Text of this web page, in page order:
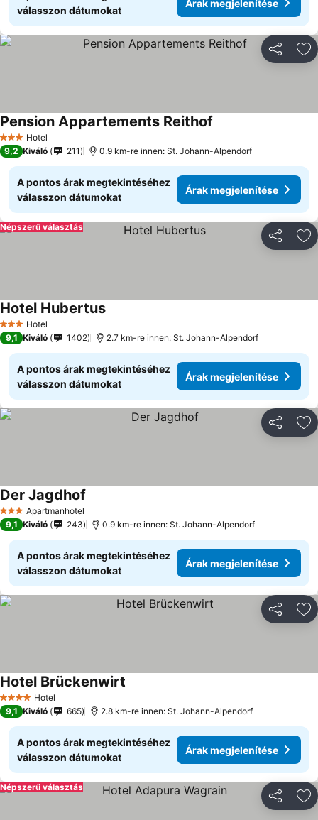
válasszon dátumokat
Árak megjelenítése
3 Kategória
Hotel
Pension Appartements Reithof
9,2 Kiváló 211 0.9 km-re innen: St. Johann-Alpendorf
A pontos árak megtekintéséhez
válasszon dátumokat
Árak megjelenítése
Népszerű választás
3 Kategória
Hotel
Hotel Hubertus
9,1 Kiváló 1402 2.7 km-re innen: St. Johann-Alpendorf
A pontos árak megtekintéséhez
válasszon dátumokat
Árak megjelenítése
3 KategóriaApartmanhotel
Der Jagdhof
9,1 Kiváló 243 0.9 km-re innen: St. Johann-Alpendorf
A pontos árak megtekintéséhez
válasszon dátumokat
Árak megjelenítése
4 KategóriaHotel
Hotel Brückenwirt
9,1 Kiváló 665 2.8 km-re innen: St. Johann-Alpendorf
A pontos árak megtekintéséhez
válasszon dátumokat
Árak megjelenítése
Népszerű választás